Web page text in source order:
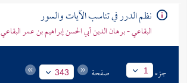
نظم الدرر في تناسب الآيات والسور
البقاعي - برهان الدين أبي الحسن إبراهيم بن عمر البقاعي
جزء 1 صفحة 343